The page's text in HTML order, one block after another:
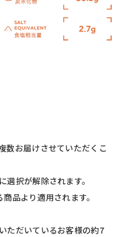
数お届けさせていただくこ
択が解除されます。
品より適用されます。
ただいているお客様の約7